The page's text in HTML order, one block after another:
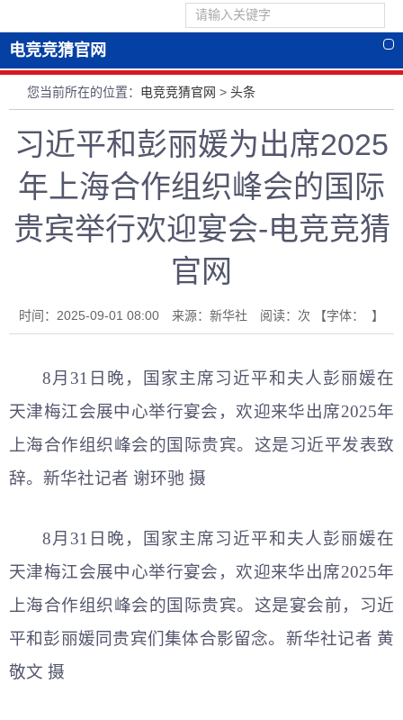
电竞竞猜官网
您当前所在的位置： 电竞竞猜官网 > 头条
习近平和彭丽媛为出席2025
年上海合作组织峰会的国际
贵宾举行欢迎宴会-电竞竞猜
官网
时间：2025-09-01 08:00 来源：新华社 阅读： 次 【字体： 】
8月31日晚，国家主席习近平和夫人彭丽媛在
天津梅江会展中心举行宴会，欢迎来华出席2025年
上海合作组织峰会的国际贵宾。这是习近平发表致
辞。新华社记者 谢环驰 摄
8月31日晚，国家主席习近平和夫人彭丽媛在
天津梅江会展中心举行宴会，欢迎来华出席2025年
上海合作组织峰会的国际贵宾。这是宴会前，习近
平和彭丽媛同贵宾们集体合影留念。新华社记者 黄
敬文 摄